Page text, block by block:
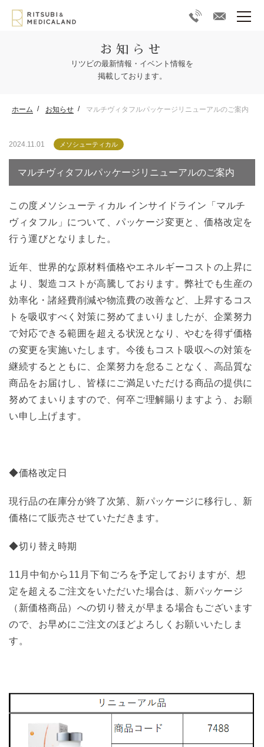
お知らせ
リツビの最新情報・イベント情報を
掲載しております。
ホーム お知らせ マルチヴィタフルパッケージリニューアルのご案内
2024.11.01 メソシューティカル
マルチヴィタフルパッケージリニューアルのご案内
この度メソシューティカル インサイドライン「マルチ
ヴィタフル」について、パッケージ変更と、価格改定を
行う運びとなりました。
近年、世界的な原材料価格やエネルギーコストの上昇に
より、製造コストが高騰しております。弊社でも生産の
効率化・諸経費削減や物流費の改善など、上昇するコス
トを吸収すべく対策に努めてまいりましたが、企業努力
で対応できる範囲を超える状況となり、やむを得ず価格
の変更を実施いたします。今後もコスト吸収への対策を
継続するとともに、企業努力を怠ることなく、高品質な
商品をお届けし、皆様にご満足いただける商品の提供に
努めてまいりますので、何卒ご理解賜りますよう、お願
い申し上げます。
◆価格改定日
現行品の在庫分が終了次第、新パッケージに移行し、新
価格にて販売させていただきます。
◆切り替え時期
11月中旬から11月下旬ごろを予定しておりますが、想
定を超えるご注文をいただいた場合は、新パッケージ
（新価格商品）への切り替えが早まる場合もございます
ので、お早めにご注文のほどよろしくお願いいたしま
す。